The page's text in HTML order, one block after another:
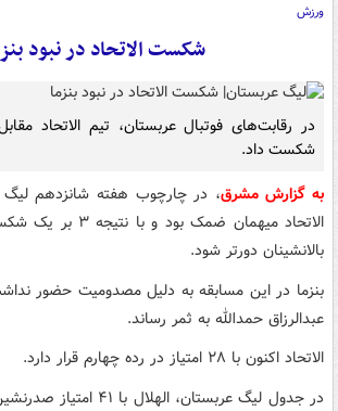
ورزش
شکست الاتحاد در نبود
در رقابت‌های فوتبال عربستان، تیم الاتحاد
شکست داد.
به گزارش مشرق، در چارچوب هفته شانزدهم لیگ
الاتحاد میهمان ضمک
بالانشینان دورتر شود.
بنزما در این مسابقه به دلیل مصدومیت حضور
عبدالرزاق حمدالله به ثمر رساند.
الاتحاد اکنون با ۲۸ امتیاز در رده چهارم قرار دارد.